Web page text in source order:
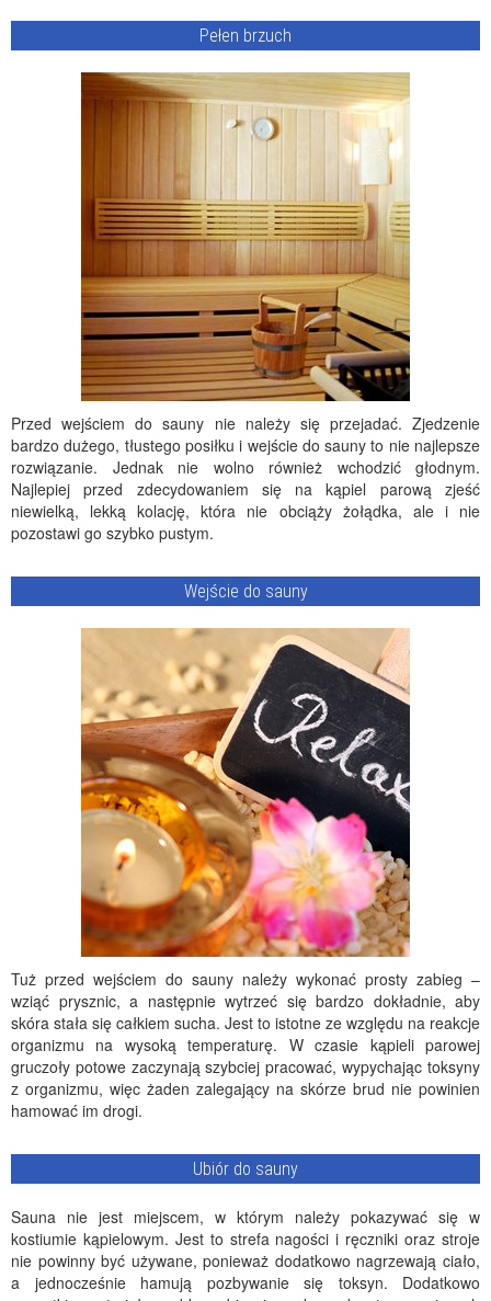
Pełen brzuch
Przed wejściem do sauny nie należy się przejadać. Zjedzenie
bardzo dużego, tłustego posiłku i wejście do sauny to nie najlepsze
rozwiązanie. Jednak nie wolno również wchodzić głodnym.
Najlepiej przed zdecydowaniem się na kąpiel parową zjeść
niewielką, lekką kolację, która nie obciąży żołądka, ale i nie
pozostawi go szybko pustym.
Wejście do sauny
Tuż przed wejściem do sauny należy wykonać prosty zabieg –
wziąć prysznic, a następnie wytrzeć się bardzo dokładnie, aby
skóra stała się całkiem sucha. Jest to istotne ze względu na reakcje
organizmu na wysoką temperaturę. W czasie kąpieli parowej
gruczoły potowe zaczynają szybciej pracować, wypychając toksyny
z organizmu, więc żaden zalegający na skórze brud nie powinien
hamować im drogi.
Ubiór do sauny
Sauna nie jest miejscem, w którym należy pokazywać się w
kostiumie kąpielowym. Jest to strefa nagości i ręczniki oraz stroje
nie powinny być używane, ponieważ dodatkowo nagrzewają ciało,
a jednocześnie hamują pozbywanie się toksyn. Dodatkowo